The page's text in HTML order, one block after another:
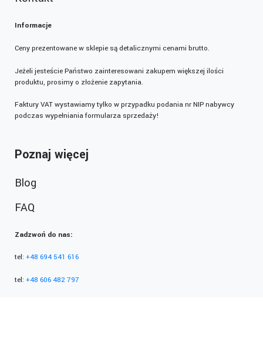
Informacje
Ceny prezentowane w sklepie są detalicznymi cenami brutto.
Jeżeli jesteście Państwo zainteresowani zakupem większej ilości
produktu, prosimy o złożenie zapytania.
Faktury VAT wystawiamy tylko w przypadku podania nr NIP nabywcy
podczas wypełniania formularza sprzedaży!
Poznaj więcej
Blog
FAQ
Zadzwoń do nas:
tel: +48 694 541 616
tel: +48 606 482 797